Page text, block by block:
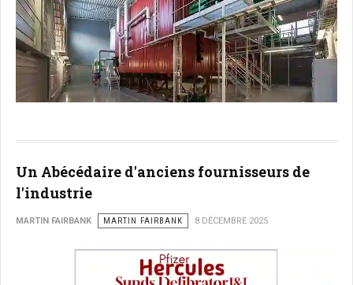
Un Abécédaire d'anciens fournisseurs de
l'industrie
MARTIN FAIRBANK MARTIN FAIRBANK 8 DÉCEMBRE 2025